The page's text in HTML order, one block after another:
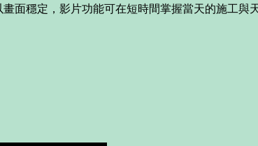
面穩定，影片功能可在短時間掌握當天的施工與